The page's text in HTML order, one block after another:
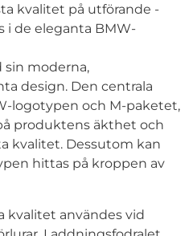
kvalitet på utförande -
i de eleganta BMW-
sin moderna,
design. Den centrala
logotypen och M-paketet,
produktens äkthet och
kvalitet. Dessutom kan
hittas på kroppen av
kvalitet användes vid